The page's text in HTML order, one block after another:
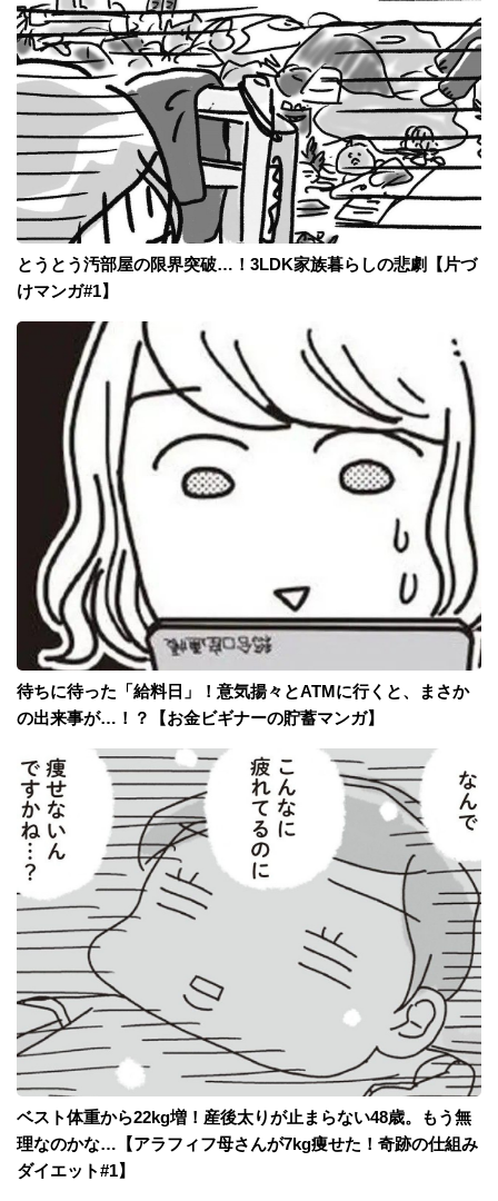
とうとう汚部屋の限界突破…！3LDK家族暮らしの悲劇【片づ
けマンガ#1】
待ちに待った「給料日」！意気揚々とATMに行くと、まさか
の出来事が…！？【お金ビギナーの貯蓄マンガ】
ベスト体重から22kg増！産後太りが止まらない48歳。もう無
理なのかな…【アラフィフ母さんが7kg痩せた！奇跡の仕組み
ダイエット#1】